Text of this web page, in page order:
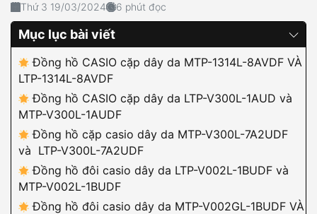
Thứ 3 19/03/2024 6 phút đọc
Mục lục bài viết
Đồng hồ CASIO cặp dây da MTP-1314L-8AVDF VÀ
LTP-1314L-8AVDF
Đồng hồ CASIO cặp dây da LTP-V300L-1AUD và
MTP-V300L-1AUDF
Đồng hồ cặp casio dây da MTP-V300L-7A2UDF
và LTP-V300L-7A2UDF
Đồng hồ đôi casio dây da LTP-V002L-1BUDF và
MTP-V002L-1BUDF
Đồng hồ đôi casio dây da MTP-V002GL-1BUDF VÀ